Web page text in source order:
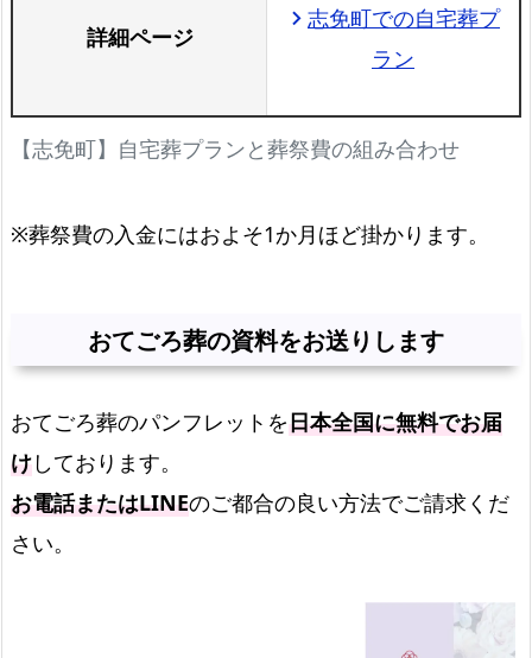
【志免町】自宅葬プランと葬祭費の組み合わせ
詳細ページ
chevron_right志免町での自宅葬プ
ラン
※葬祭費の入金にはおよそ1か月ほど掛かります。
おてごろ葬の資料をお送りします
おてごろ葬のパンフレットを日本全国に無料でお届
けしております。
お電話またはLINEのご都合の良い方法でご請求くだ
さい。